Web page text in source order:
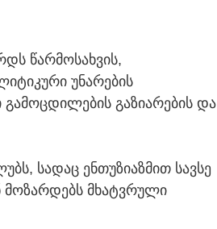
წარმოსახვის,
უნარების
გამოცდილების გაზიარების და
სადაც ენთუზიაზმით სავსე
მოზარდებს მხატვრული